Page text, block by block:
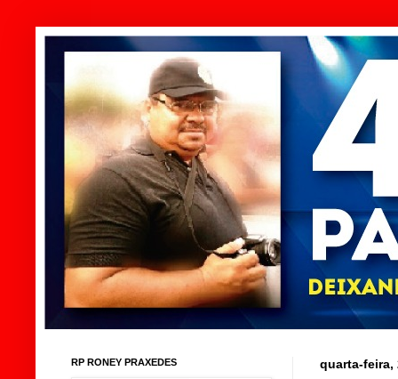
quarta-feira,
RP RONEY PRAXEDES